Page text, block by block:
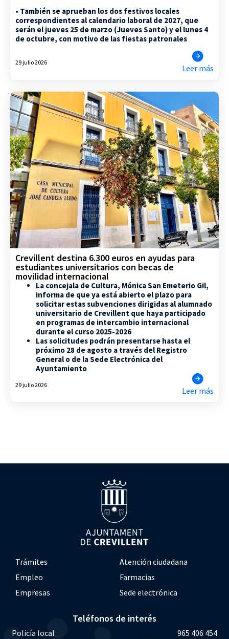
• También se aprueban los dos festivos locales
correspondientes al calendario laboral de 2027, que
serán el jueves 25 de marzo (Jueves Santo) y el lunes 4
de octubre, con motivo de las fiestas patronales
29 julio 2026
Leer más
Crevillent destina 6.300 euros en ayudas para
estudiantes universitarios con becas de
movilidad internacional
La concejala de Cultura, Mónica San Emeterio Gil,
informa de que ya está abierto el plazo para
solicitar estas subvenciones dirigidas al alumnado
universitario de Crevillent que haya participado
en programas de intercambio internacional
durante el curso 2025-2026
Las solicitudes podrán presentarse hasta el
próximo 28 de agosto a través del Registro
General o de la Sede Electrónica del
Ayuntamiento
29 julio 2026
Leer más
Trámites
Atención ciudadana
Empleo
Farmacias
Empresas
Sede electrónica
Teléfonos de interés
Policía local
965 406 454